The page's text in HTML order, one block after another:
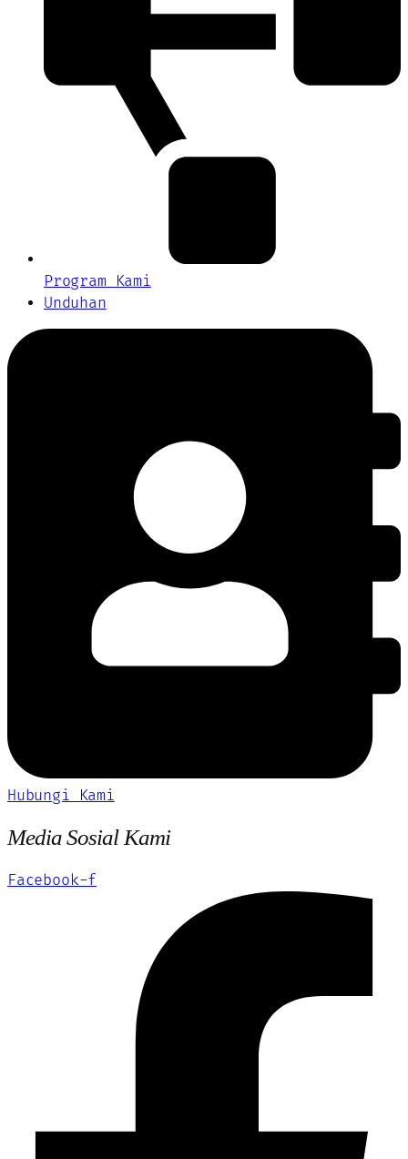
Program Kami
Unduhan
Hubungi Kami
Media Sosial Kami
Facebook-f